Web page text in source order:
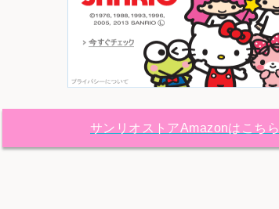
サンリオストアAmazonはこちら